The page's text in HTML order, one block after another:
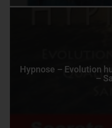
Hypnose – Evolution
–